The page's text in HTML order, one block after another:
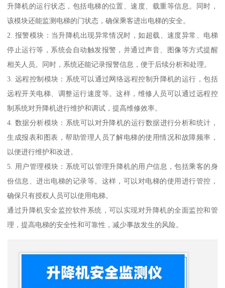
升降机的运行状态，包括电梯的位置、速度、载重等信息。同时，
该模块还能监测电梯的门状态，确保乘客进出电梯的安全。
2. 报警模块：当升降机出现异常情况时，如超载、速度异常、电梯
停止运行等，系统会自动触发报警，并通过声音、图像等方式提醒
相关人员。同时，系统还能记录报警信息，便于后续分析和处理。
3. 远程控制模块：系统可以通过网络远程控制升降机的运行，包括
远程开关电梯、调整运行速度等。这样，维修人员可以通过远程控
制系统对升降机进行维护和调试，提高维修效率。
4. 数据分析模块：系统可以对升降机的运行数据进行分析和统计，
生成报表和图表，帮助管理人员了解电梯的使用情况和故障频率，
以便进行维护和改进。
5. 用户管理模块：系统可以管理升降机的用户信息，包括乘客的身
份信息、进出电梯的记录等。这样，可以对电梯的使用进行管控，
确保只有授权人员可以使用电梯。
通过升降机安全监控软件系统，可以实现对升降机的全面监控和管
理，提高电梯的安全性和可靠性，减少事故发生的风险。